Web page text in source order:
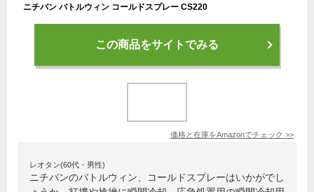
ニチバン バトルウィン コールドスプレー CS220
この商品をサイトでみる
価格と在庫をAmazonでチェック >>
レオタン(60代・男性)
ニチバンのバトルウィン、コールドスプレーはいかがでし